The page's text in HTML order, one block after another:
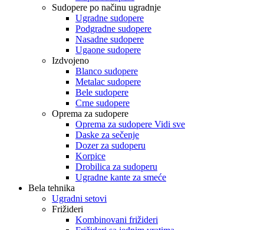
Sudopere po načinu ugradnje
Ugradne sudopere
Podgradne sudopere
Nasadne sudopere
Ugaone sudopere
Izdvojeno
Blanco sudopere
Metalac sudopere
Bele sudopere
Crne sudopere
Oprema za sudopere
Oprema za sudopere Vidi sve
Daske za sečenje
Dozer za sudoperu
Korpice
Drobilica za sudoperu
Ugradne kante za smeće
Bela tehnika
Ugradni setovi
Frižideri
Kombinovani frižideri